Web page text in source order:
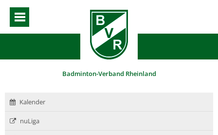
Badminton-Verband Rheinland
Kalender
nuLiga